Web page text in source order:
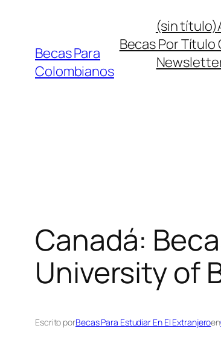
contenido
Becas Para
Colombianos
(sin título)
Becas Por
Canadá:
University of
Escrito porBecas Para Estudiar En El Extranjeroen